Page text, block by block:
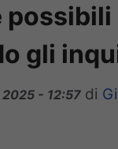
possibili
gli
- 12:57 di